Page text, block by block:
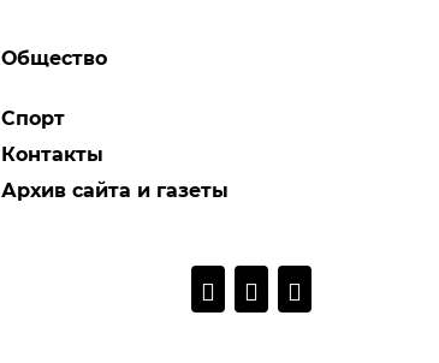
Общество
Спорт
Контакты
Архив сайта и газеты